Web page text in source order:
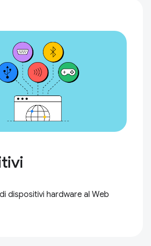
dispositivi hardware al Web